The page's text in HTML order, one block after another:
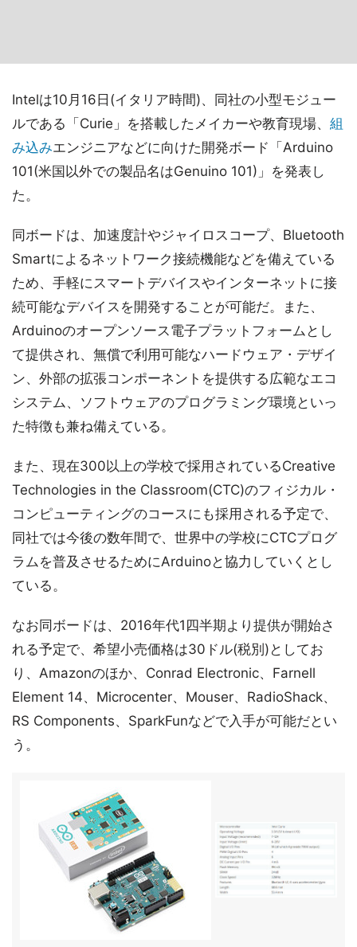
Intelは10月16日(イタリア時間)、同社の小型モジュー
ルである「Curie」を搭載したメイカーや教育現場、 組
み込みエンジニアなどに向けた開発ボード「Arduino
101(米国以外での製品名はGenuino 101)」を発表し
た。
同ボードは、加速度計やジャイロスコープ、Bluetooth
Smartによるネットワーク接続機能などを備えている
ため、手軽にスマートデバイスやインターネットに接
続可能なデバイスを開発することが可能だ。また、
Arduinoのオープンソース電子プラットフォームとし
て提供され、無償で利用可能なハードウェア・デザイ
ン、外部の拡張コンポーネントを提供する広範なエコ
システム、ソフトウェアのプログラミング環境といっ
た特徴も兼ね備えている。
また、現在300以上の学校で採用されているCreative
Technologies in the Classroom(CTC)のフィジカル・
コンピューティングのコースにも採用される予定で、
同社では今後の数年間で、世界中の学校にCTCプログ
ラムを普及させるためにArduinoと協力していくとし
ている。
なお同ボードは、2016年代1四半期より提供が開始さ
れる予定で、希望小売価格は30ドル(税別)としてお
り、Amazonのほか、Conrad Electronic、Farnell
Element 14、Microcenter、Mouser、RadioShack、
RS Components、SparkFunなどで入手が可能だとい
う。